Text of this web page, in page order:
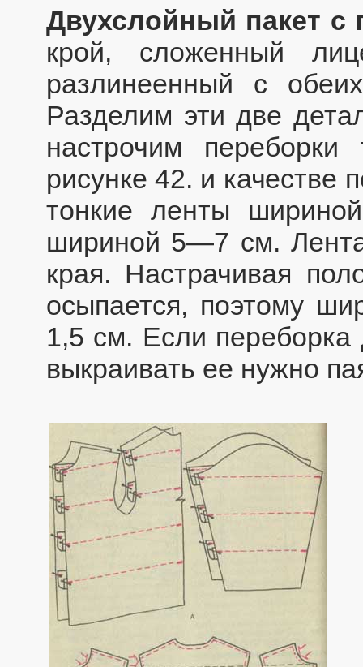
Двухслойный пакет с
крой, сложенный
разлинеенный с
Разделим эти две
настрочим
рисунке 42. и качестве
тонкие ленты
шириной 5—7 см.
края. Настрачивая
осыпается, поэтому
1,5 см. Если переборка
выкраивать ее нужно